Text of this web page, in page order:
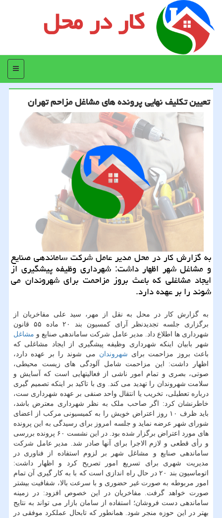
کار در محل
منو
تعیین تكلیف نهایی پرونده های مشاغل مزاحم تهران
به گزارش كار در محل مدیر عامل شركت ساماندهی صنایع
و مشاغل شهر اظهار داشت: شهرداری وظیفه پیشگیری از
ایجاد مشاغلی كه باعث بروز مزاحمت برای شهروندان می
شوند را بر عهده دارد.
به گزارش کار در محل به نقل از مهر، سید علی مفاخریان از
برگزاری جلسه تجدیدنظر آرای کمسیون بند ۲۰ ماده ۵۵ قانون
شهرداری ها اطلاع داد. مدیر عامل شرکت ساماندهی صنایع و مشاغل
شهر بابیان اینکه شهرداری وظیفه پیشگیری از ایجاد مشاغلی که
باعث بروز مزاحمت برای شهروندان می شوند را بر عهده دارد،
اظهار داشت: این مزاحمت شامل آلودگی های زیست محیطی،
صوتی، بصری و تمام امور ناشی از فعالیتهایی است که آسایش و
سلامت شهروندان را تهدید می کند. وی با تاکید بر اینکه تصمیم گیری
درباره تعطیلی، تخریب یا انتقال واحد صنفی بر عهده شهرداری ست،
خاطرنشان کرد: اگر صاحب ملک به نظر شهرداری معترض باشد،
باید ظرف ۱۰ روز اعتراض خویش را به کمیسیونی مرکب از اعضای
شورای شهر عرضه نماید و جلسه امروز برای رسیدگی به این پرونده
های مورد اعتراض برگزار شده بود. در این نشست ۶۰ پرونده بررسی
و رأی قطعی و لازم الاجرا برای آنها صادر شد. مدیر عامل شرکت
ساماندهی صنایع و مشاغل شهر بر لزوم استفاده از فناوری در
مدیریت شهری برای تسریع امور تصریح کرد و اظهار داشت:
اتوماسیون بند ۲۰ در حال راه اندازی است که با به کار گیری آن تمام
امور مربوطه به صورت غیر حضوری و با سرعت بالا، شفافیت بیشتر
صورت خواهد گرفت. مفاخریان در این خصوص افزود: در زمینه
ساماندهی دست فروشان؛ استفاده از سامان بازار می تواند به نتایج
بهتر در این حوزه منجر شود. همانطور که تابحال عملکرد موفقی در